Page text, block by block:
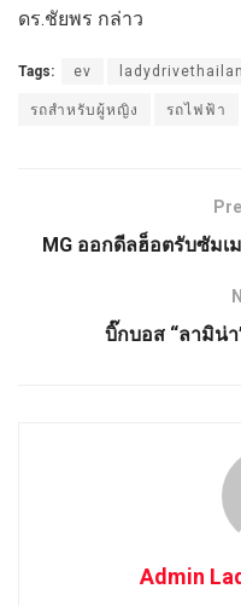
ดร.ชัยพร กล่าว
Tags: ev
รถสำหรับผู้หญิง รถไฟฟ้า
MG ออกดีลฮ็อตรับซัมเ
บิ๊กบอส “ลามิน่
Admin